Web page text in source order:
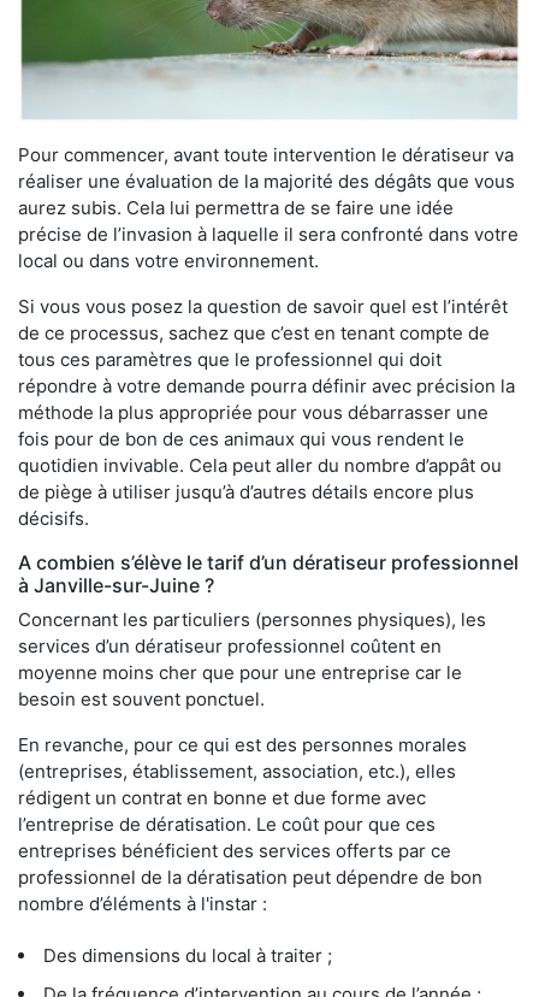
Pour commencer, avant toute intervention le dératiseur va
réaliser une évaluation de la majorité des dégâts que vous
aurez subis. Cela lui permettra de se faire une idée
précise de l’invasion à laquelle il sera confronté dans votre
local ou dans votre environnement.
Si vous vous posez la question de savoir quel est l’intérêt
de ce processus, sachez que c’est en tenant compte de
tous ces paramètres que le professionnel qui doit
répondre à votre demande pourra définir avec précision la
méthode la plus appropriée pour vous débarrasser une
fois pour de bon de ces animaux qui vous rendent le
quotidien invivable. Cela peut aller du nombre d’appât ou
de piège à utiliser jusqu’à d’autres détails encore plus
décisifs.
A combien s’élève le tarif d’un dératiseur professionnel
à Janville-sur-Juine ?
Concernant les particuliers (personnes physiques), les
services d’un dératiseur professionnel coûtent en
moyenne moins cher que pour une entreprise car le
besoin est souvent ponctuel.
En revanche, pour ce qui est des personnes morales
(entreprises, établissement, association, etc.), elles
rédigent un contrat en bonne et due forme avec
l’entreprise de dératisation. Le coût pour que ces
entreprises bénéficient des services offerts par ce
professionnel de la dératisation peut dépendre de bon
nombre d’éléments à l'instar :
Des dimensions du local à traiter ;